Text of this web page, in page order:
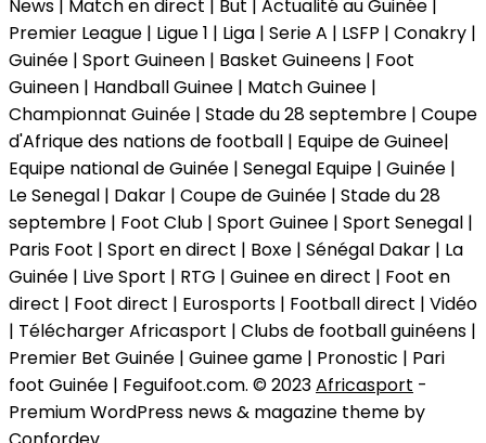
News | Match en direct | But | Actualité au Guinée |
Premier League | Ligue 1 | Liga | Serie A | LSFP | Conakry |
Guinée | Sport Guineen | Basket Guineens | Foot
Guineen | Handball Guinee | Match Guinee |
Championnat Guinée | Stade du 28 septembre | Coupe
d'Afrique des nations de football | Equipe de Guinee|
Equipe national de Guinée | Senegal Equipe | Guinée |
Le Senegal | Dakar | Coupe de Guinée | Stade du 28
septembre | Foot Club | Sport Guinee | Sport Senegal |
Paris Foot | Sport en direct | Boxe | Sénégal Dakar | La
Guinée | Live Sport | RTG | Guinee en direct | Foot en
direct | Foot direct | Eurosports | Football direct | Vidéo
| Télécharger Africasport | Clubs de football guinéens |
Premier Bet Guinée | Guinee game | Pronostic | Pari
foot Guinée | Feguifoot.com. © 2023Africasport -
Premium WordPress news & magazine theme by